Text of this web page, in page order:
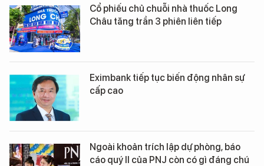
Cổ phiếu chủ chuỗi nhà thuốc Long
Châu tăng trần 3 phiên liên tiếp
Eximbank tiếp tục biến động nhân sự
cấp cao
Ngoài khoản trích lập dự phòng, báo
cáo quý II của PNJ còn có gì đáng chú